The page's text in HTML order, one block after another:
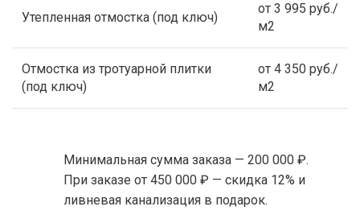
Утепленная отмостка (под ключ)
от 3 995 руб./
м2
Отмостка из тротуарной плитки
(под ключ)
от 4 350 руб./
м2
Минимальная сумма заказа — 200 000 ₽.
При заказе от 450 000 ₽ — скидка 12% и
ливневая канализация в подарок.